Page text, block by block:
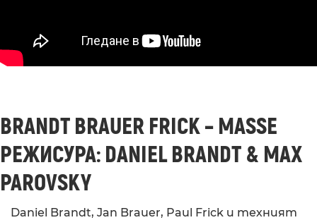
BRANDT BRAUER FRICK – MASSE
РЕЖИСУРА: DANIEL BRANDT & MAX
PAROVSKY
Daniel Brandt, Jan Brauer, Paul Frick и техният